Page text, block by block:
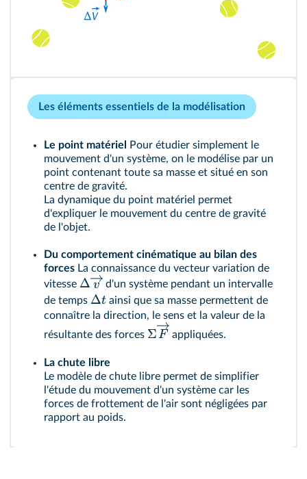
Les éléments essentiels de la modélisation
Le point matériel
Pour étudier simplement le
mouvement d'un système, on le modélise par un
point contenant toute sa masse et situé en son
centre de gravité.
La dynamique du point matériel permet
d'expliquer le mouvement du centre de gravité
de l'objet.
Du comportement cinématique au bilan des
forces La connaissance du vecteur variation de
vitesse Δ v d'un système pendant un intervalle
de temps Δt ainsi que sa masse permettent de
connaître la direction, le sens et la valeur de la
résultante des forces ΣF appliquées.
La chute libre
Le modèle de chute libre permet de simplifier
l'étude du mouvement d'un système car les
forces de frottement de l'air sont négligées par
rapport au poids.